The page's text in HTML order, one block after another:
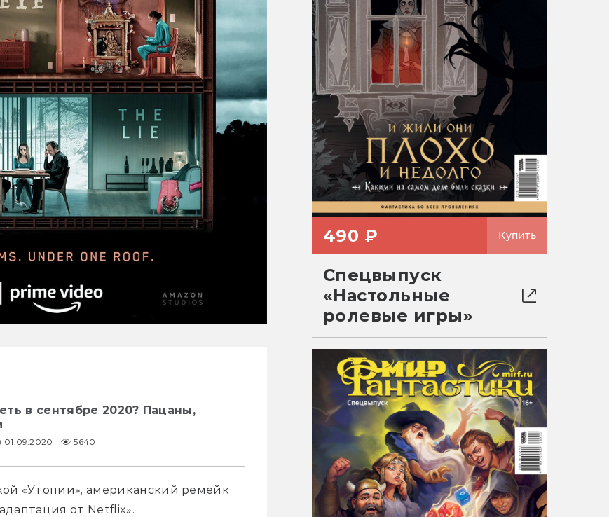
в сентябре 2020? Пацаны,
01.09.2020 5640
«Утопии», американский ремейк
от Netflix».
490 ₽ Купить
Спецвыпуск
«Настольные
ролевые игры»